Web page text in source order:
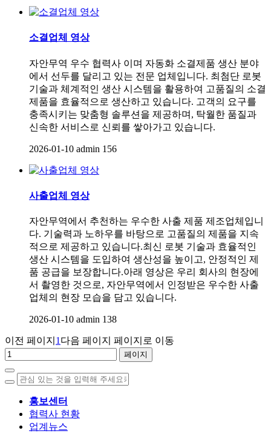
소결업체 영상
자안무역 우수 협력사 이며 자동화 소결제품 생산 분야
에서 선두를 달리고 있는 전문 업체입니다. 최첨단 로봇
기술과 체계적인 생산 시스템을 활용하여 고품질의 소결
제품을 효율적으로 생산하고 있습니다. 고객의 요구를
충족시키는 맞춤형 솔루션을 제공하며, 탁월한 품질과
신속한 서비스로 신뢰를 쌓아가고 있습니다.
2026-01-10 admin 156
사출업체 영상
자안무역에서 추천하는 우수한 사출 제품 제조업체입니
다. 기술력과 노하우를 바탕으로 고품질의 제품을 지속
적으로 제공하고 있습니다.최신 로봇 기술과 효율적인
생산 시스템을 도입하여 생산성을 높이고, 안정적인 제
품 공급을 보장합니다.아래 영상은 우리 회사의 현장에
서 촬영한 것으로, 자안무역에서 인정받은 우수한 사출
업체의 현장 모습을 담고 있습니다.
2026-01-10 admin 138
이전 페이지 1 다음 페이지 페이지로 이동
홍보센터
협력사 현황
업계뉴스